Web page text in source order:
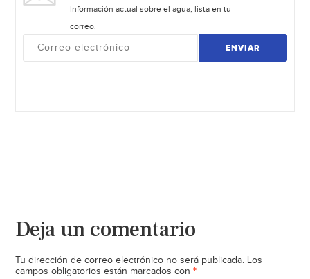
Información actual sobre el agua, lista en tu
correo.
ENVIAR
Deja un comentario
Tu dirección de correo electrónico no será publicada. Los
campos obligatorios están marcados con *